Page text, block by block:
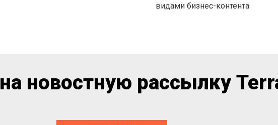
видами бизнес-контента
новостную рассылку